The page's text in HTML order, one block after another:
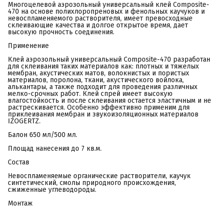
Многоцелевой аэрозольный универсальный клей Composite-
470 на основе полихлоропреновых и фенольных каучуков и
невоспламеняемого растворителя, имеет превосходные
склеивающие качества и долгое открытое время, дает
высокую прочность соединения.
Применение
Клей аэрозольный универсальный Composite-470 разработан
для склеивания таких материалов как: плотных и тяжелых
мембран, акустических матов, волокнистых и пористых
материалов, поролона, ткани, акустического войлока,
алькантары, а также подходит для проведения различных
мелко-срочных работ. Клей спрей имеет высокую
влагостойкость и после склеивания остается эластичным и не
растрескивается. Особенно эффективно применим для
приклеивания мембран и звукоизоляционных материалов
IZOGERTZ.
Балон 650 мл/500 мл.
Площад нанесения до 7 кв.м.
Состав
Невоспламеняемые органические растворители, каучук
синтетический, смолы природного происхождения,
сжиженные углеводороды.
Монтаж